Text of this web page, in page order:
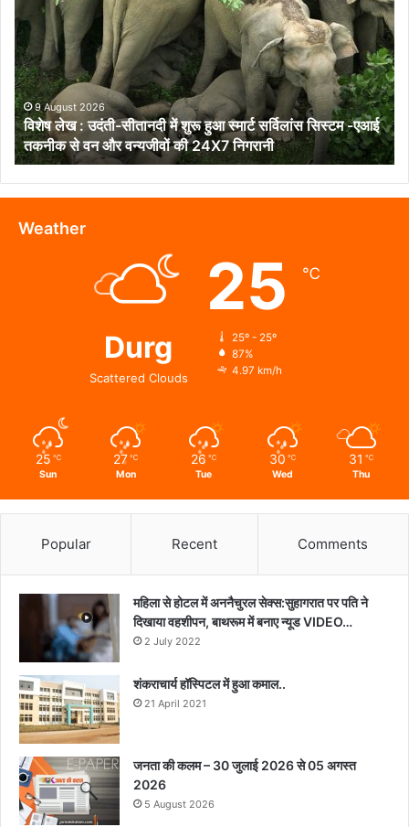
उदंती-
सीतानदी
में
शुरू
हुआ
स्मार्ट
सर्विलांस
सिस्टम
-एआई
तकनीक
से
9 August 2026
विशेष लेख : उदंती-सीतानदी में शुरू हुआ स्मार्ट सर्विलांस सिस्टम -एआई
तकनीक से वन और वन्यजीवों की 24X7 निगरानी
Weather
Durg
Scattered Clouds
25 ℃
25º - 25º
87%
4.97 km/h
25 ℃
Sun
27 ℃
Mon
26 ℃
Tue
30 ℃
Wed
31 ℃
Thu
Popular Recent Comments
महिला से होटल में अननैचुरल सेक्स:सुहागरात पर पति ने
दिखाया वहशीपन, बाथरूम में बनाए न्यूड VIDEO…
2 July 2022
शंकराचार्य हॉस्पिटल में हुआ कमाल..
21 April 2021
जनता की कलम – 30 जुलाई 2026 से 05 अगस्त
2026
5 August 2026